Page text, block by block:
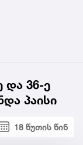
და 36-ე
პაისი
18 წუთის წინ